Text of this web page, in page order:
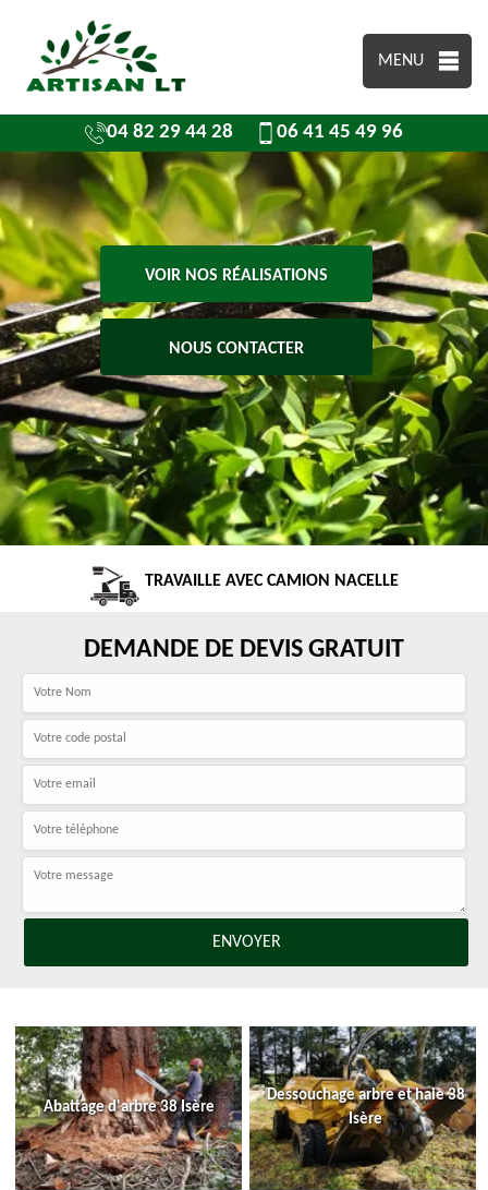
MENU
04 82 29 44 28 06 41 45 49 96
VOIR NOS RÉALISATIONS
NOUS CONTACTER
TRAVAILLE AVEC CAMION NACELLE
DEMANDE DE DEVIS GRATUIT
Abattage d'arbre 38 Isère
Dessouchage arbre et haie 38
Isère